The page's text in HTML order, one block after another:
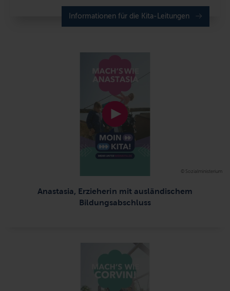
Informationen für die Kita-Leitungen
Anastasia, Erzieherin mit ausländischem
Bildungsabschluss
© Sozialministerium